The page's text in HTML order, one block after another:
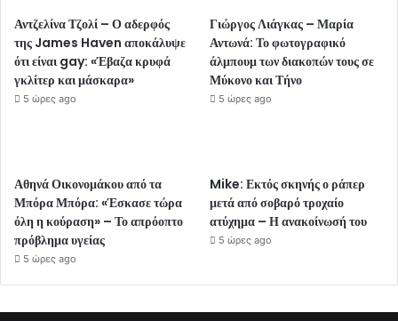
Αντζελίνα Τζολί – Ο αδερφός
της James Haven αποκάλυψε
ότι είναι gay: «Έβαζα κρυφά
γκλίτερ και μάσκαρα»
5 ώρες ago
Γιώργος Λιάγκας – Μαρία
Αντωνά: Το φωτογραφικό
άλμπουμ των διακοπών τους σε
Μύκονο και Τήνο
5 ώρες ago
Αθηνά Οικονομάκου από τα
Μπόρα Μπόρα: «Έσκασε τώρα
όλη η κούραση» – Το απρόοπτο
πρόβλημα υγείας
5 ώρες ago
Mike: Εκτός σκηνής ο ράπερ
μετά από σοβαρό τροχαίο
ατύχημα – Η ανακοίνωσή του
5 ώρες ago